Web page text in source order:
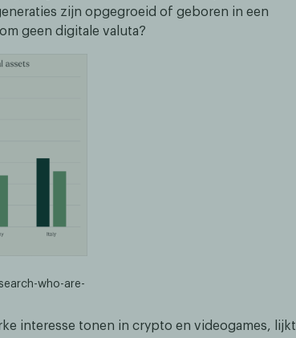
zijn opgegroeid of geboren in een
geen digitale valuta?
who-are-
interesse tonen in crypto en videogames, lijkt